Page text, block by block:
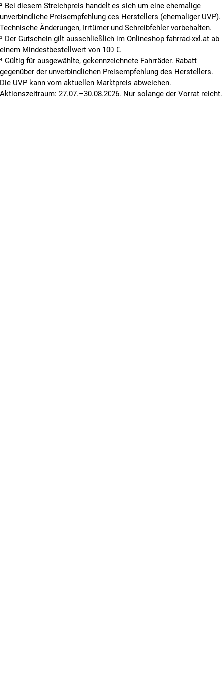
² Bei diesem Streichpreis handelt es sich um eine ehemalige
unverbindliche Preisempfehlung des Herstellers (ehemaliger UVP).
Technische Änderungen, Irrtümer und Schreibfehler vorbehalten.
³ Der Gutschein gilt ausschließlich im Onlineshop fahrrad-xxl.at ab
einem Mindestbestellwert von 100 €.
⁴ Gültig für ausgewählte, gekennzeichnete Fahrräder. Rabatt
gegenüber der unverbindlichen Preisempfehlung des Herstellers.
Die UVP kann vom aktuellen Marktpreis abweichen.
Aktionszeitraum: 27.07.–30.08.2026. Nur solange der Vorrat reicht.